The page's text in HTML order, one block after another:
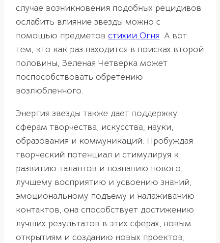
случае возникновения подобных рецидивов
ослабить влияние звезды можно с
помощью предметов стихии Огня. А вот
тем, кто как раз находится в поисках второй
половины, Зеленая Четверка может
поспособствовать обретению
возлюбленного.
Энергия звезды также дает поддержку
сферам творчества, искусства, науки,
образования и коммуникаций. Пробуждая
творческий потенциал и стимулируя к
развитию талантов и познанию нового,
лучшему восприятию и усвоению знаний,
эмоциональному подъему и налаживанию
контактов, она способствует достижению
лучших результатов в этих сферах, новым
открытиям и созданию новых проектов,